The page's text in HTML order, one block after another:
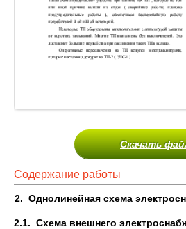
Скачать
Содержание работы
2. Однолинейная схема
2.1. Схема внешнего